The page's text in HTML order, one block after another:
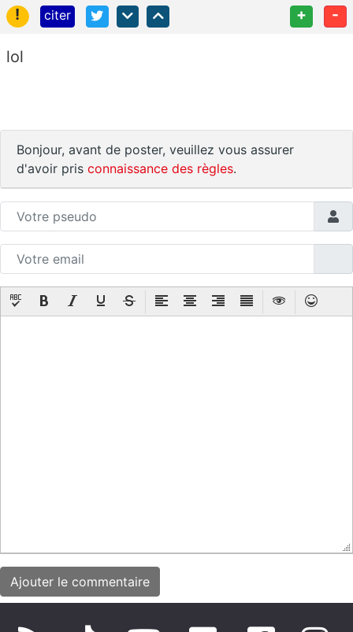
!
citer + -
lol
Bonjour, avant de poster, veuillez vous assurer
d'avoir pris connaissance des règles.